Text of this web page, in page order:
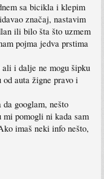
sa bicikla i klepim
značaj, nastavim
ili bilo šta što uzmem
pojma jedva prstima
i dalje ne mogu šipku
auta žigne pravo i
googlam, nešto
pomogli ni kada sam
imaš neki info nešto,